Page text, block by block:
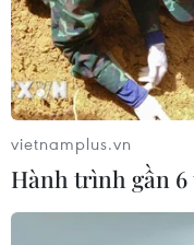
vietnamplus.vn
Hành trình gần 6